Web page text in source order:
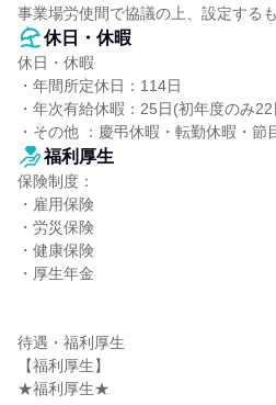
事業場労使間で協議の上、設定するも
休日・休暇
休日・休暇
・年間所定休日：114日
・年次有給休暇：25日(初年度のみ22
・その他 ：慶弔休暇・転勤休暇・節
福利厚生
保険制度：
・雇用保険
・労災保険
・健康保険
・厚生年金
待遇・福利厚生
【福利厚生】
★福利厚生★